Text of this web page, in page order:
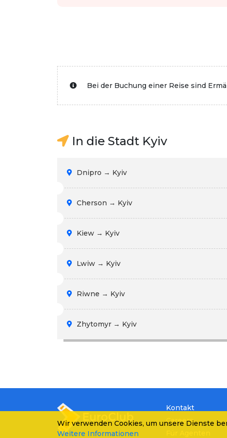
Bei der Buchung einer Reise sind
In die Stadt Kyiv
Dnipro → Kyiv
Cherson → Kyiv
Kiew → Kyiv
Lwiw → Kyiv
Riwne → Kyiv
Zhytomyr → Kyiv
Kontakt
Careers
Wir verwenden Cookies, um unsere Dienste
Weitere Informationen